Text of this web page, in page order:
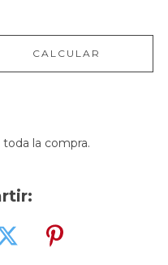
CALCULAR
la compra.